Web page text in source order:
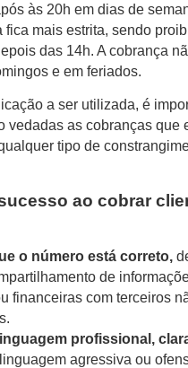
às 20h em dias de
fica mais estrita, sendo
das 14h. A cobrança
e em feriados.
a ser utilizada, é
vedadas as cobranças que
tipo de
ao cobrar
o número está correto,
de
financeiras com terceiros
profissional,
agressiva ou